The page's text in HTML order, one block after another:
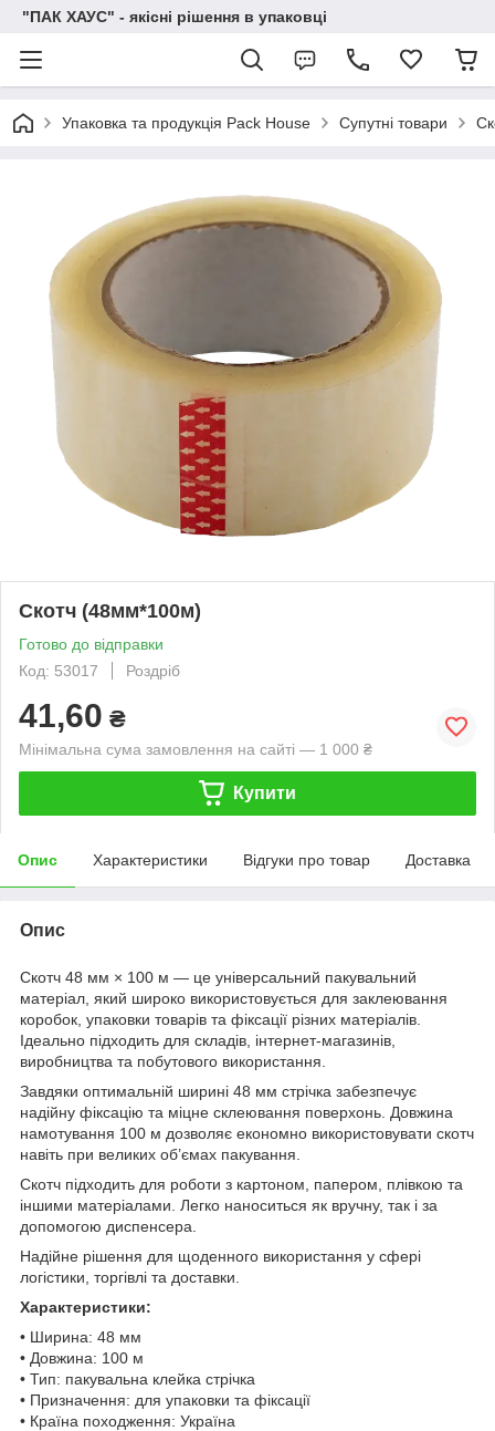
"ПАК ХАУС" - якісні рішення в упаковці
Упаковка та продукція Pack House Супутні товари
Скотч (48мм*100м)
Готово до відправки
Код: 53017
Роздріб
41,60 ₴
Мінімальна сума замовлення на сайті — 1 000 ₴
Купити
Опис Характеристики Відгуки про товар Доставка
Опис
Скотч 48 мм × 100 м — це універсальний пакувальний
матеріал, який широко використовується для заклеювання
коробок, упаковки товарів та фіксації різних матеріалів.
Ідеально підходить для складів, інтернет-магазинів,
виробництва та побутового використання.
Завдяки оптимальній ширині 48 мм стрічка забезпечує
надійну фіксацію та міцне склеювання поверхонь. Довжина
намотування 100 м дозволяє економно використовувати скотч
навіть при великих об’ємах пакування.
Скотч підходить для роботи з картоном, папером, плівкою та
іншими матеріалами. Легко наноситься як вручну, так і за
допомогою диспенсера.
Надійне рішення для щоденного використання у сфері
логістики, торгівлі та доставки.
Характеристики:
• Ширина: 48 мм
• Довжина: 100 м
• Тип: пакувальна клейка стрічка
• Призначення: для упаковки та фіксації
• Країна походження: Україна